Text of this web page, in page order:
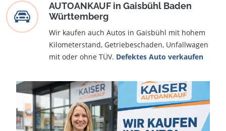
AUTOANKAUF in Gaisbühl Baden
Württemberg
Wir kaufen auch Autos in Gaisbühl mit hohem
Kilometerstand, Getriebeschaden, Unfallwagen
mit oder ohne TÜV. Defektes Auto verkaufen